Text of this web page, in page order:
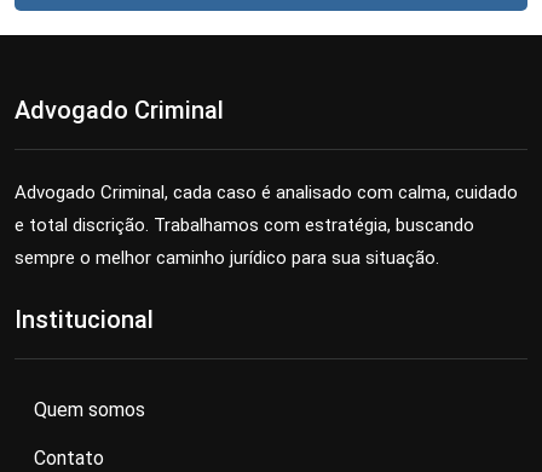
Advogado Criminal
Advogado Criminal, cada caso é analisado com calma, cuidado
e total discrição. Trabalhamos com estratégia, buscando
sempre o melhor caminho jurídico para sua situação.
Institucional
Quem somos
Contato